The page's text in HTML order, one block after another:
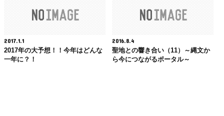
2017.1.1
2017年の大予想！！今年はどんな
一年に？！
2016.8.4
聖地との響き合い（11）～縄文か
ら今につながるポータル～